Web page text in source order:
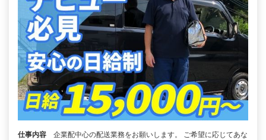
仕事内容
企業配中心の配送業務をお願いします。 ご希望に応じてあな